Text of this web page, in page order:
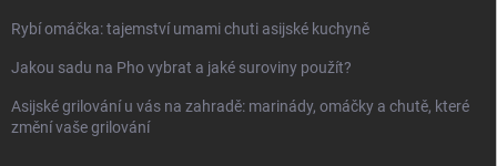
Rybí omáčka: tajemství umami chuti asijské kuchyně
Jakou sadu na Pho vybrat a jaké suroviny použít?
Asijské grilování u vás na zahradě: marinády, omáčky a chutě, které
změní vaše grilování